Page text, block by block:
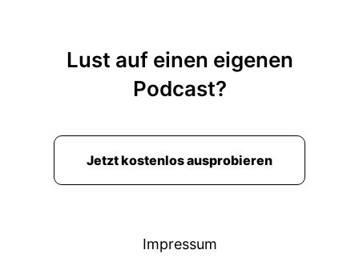
Lust auf einen eigenen
Podcast?
Jetzt kostenlos ausprobieren
Impressum